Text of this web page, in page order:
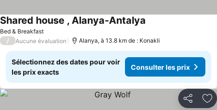
Bed & Breakfast
Shared house , Alanya-Antalya
/ Aucune évaluation Alanya, à 13.8 km de : Konakli
Sélectionnez des dates pour voir
les prix exacts
Consulter les prix
Partager